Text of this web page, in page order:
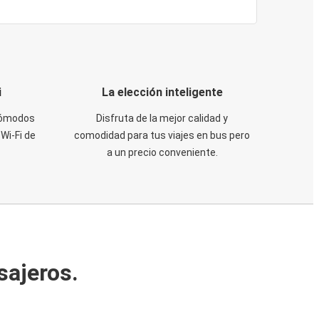
Fi de
La elección inteligente
Disfruta de la mejor calidad y
comodidad para tus viajes en bus pero
a un precio conveniente.